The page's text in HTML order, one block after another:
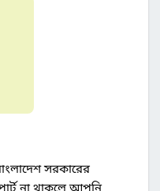
সরকারের
না থাকলে আপনি